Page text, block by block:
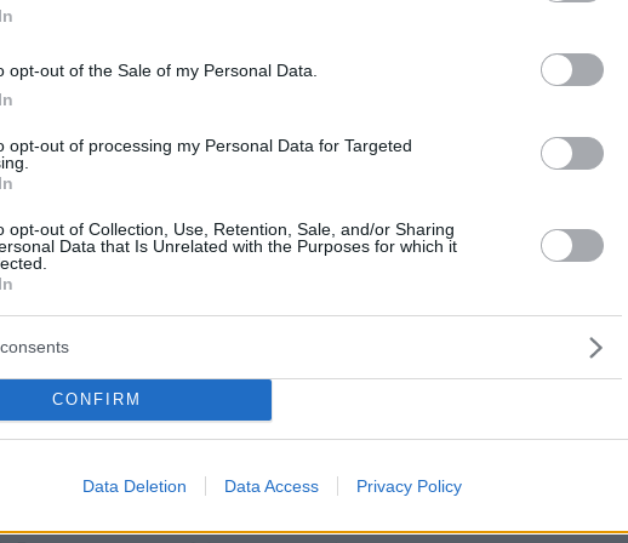
opt-out of the Sale of my Personal Data.
opt-out of processing my Personal Data for Targeted
opt-out of Collection, Use, Retention, Sale, and/or Sharing
Data that Is Unrelated with the Purposes for which it
CONFIRM
Data Deletion Data Access Privacy Policy
Μπαρτομέου για Γκριεζμάν που «χάλασε» την
Αφέθηκε ελεύθερος,
οι κατηγορίες για το
Barcagate
Μπαρτομέου αφέθηκε ελεύθερος, δίχως όμως να
Συνελήφθη ο
2